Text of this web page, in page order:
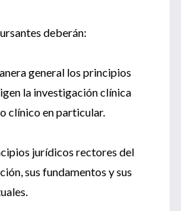
deberán:
general los principios
la investigación clínica
clínico en particular.
jurídicos rectores del
sus fundamentos y sus